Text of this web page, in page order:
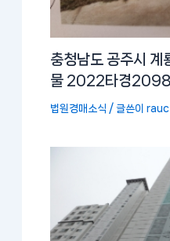
충청남도 공주시 계
물 2022타경
법원경매소식 / 글쓴이